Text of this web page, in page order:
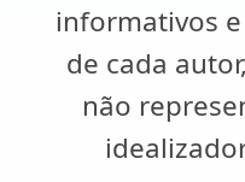
informativos
de cada
não